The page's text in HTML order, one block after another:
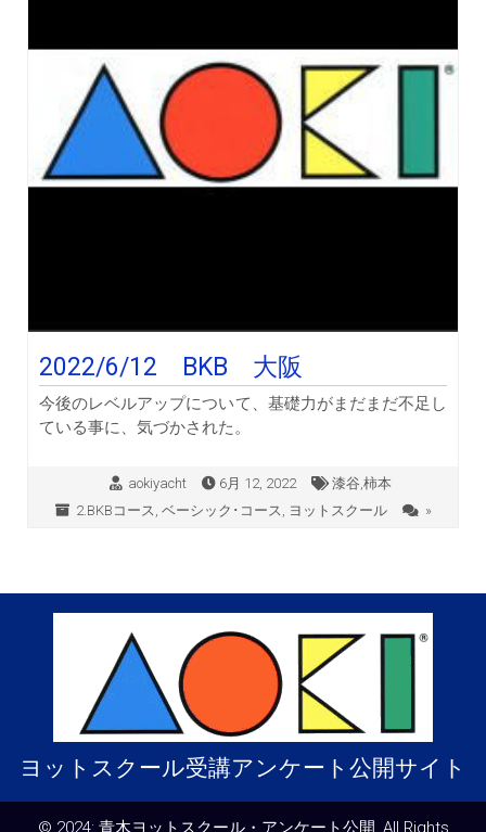
2022/6/12 BKB 大阪
今後のレベルアップについて、基礎力がまだまだ不足し
ている事に、気づかされた。
aokiyacht 6月 12, 2022
漆谷,柿本
2.BKBコース, ベーシック･コース, ヨットスクール »
ヨットスクール受講アンケート公開サイト
© 2024: 青木ヨットスクール・アンケート公開, All Rights